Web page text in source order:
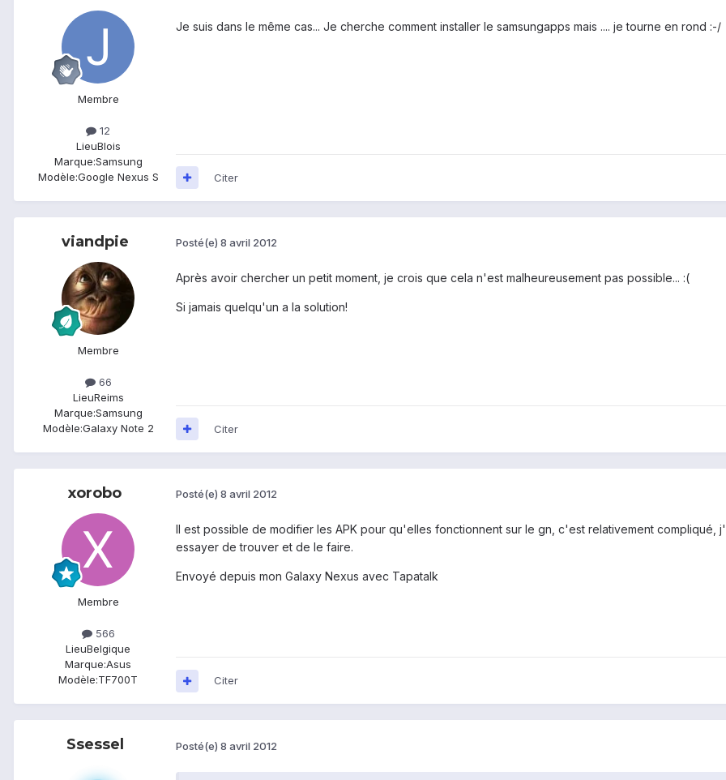
Membre
12
LieuBlois
Marque:Samsung
Modèle:Google Nexus S
Je suis dans le même cas... Je cherche comment installer le samsungapps mais .... je tourne en rond :-/
Citer
viandpie
Membre
66
LieuReims
Marque:Samsung
Modèle:Galaxy Note 2
Posté(e) 8 avril 2012
Après avoir chercher un petit moment, je crois que cela n'est malheureusement pas possible... :(
Si jamais quelqu'un a la solution!
Citer
xorobo
Membre
566
LieuBelgique
Marque:Asus
Modèle:TF700T
Posté(e) 8 avril 2012
Il est possible de modifier les APK pour qu'elles fonctionnent sur le gn, c'est relativement
essayer de trouver et de le faire.
Envoyé depuis mon Galaxy Nexus avec Tapatalk
Citer
Ssessel Posté(e) 8 avril 2012